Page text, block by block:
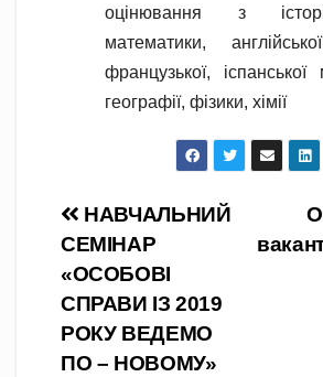
оцінювання з
математики,
французької, іспанської
географії, фізики, хімії
Навігація
записів
НАВЧАЛЬНИЙ
СЕМІНАР
«ОСОБОВІ
СПРАВИ ІЗ 2019
РОКУ ВЕДЕМО
ПО – НОВОМУ»